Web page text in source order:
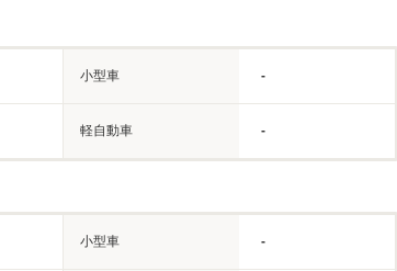
小型車 -
軽自動車 -
小型車 -